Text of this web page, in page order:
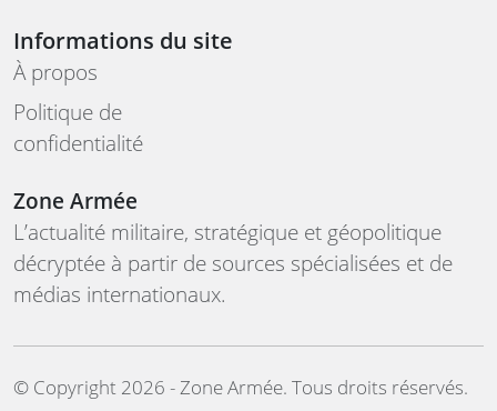
Informations du site
À propos
Politique de
confidentialité
Zone Armée
L’actualité militaire, stratégique et géopolitique
décryptée à partir de sources spécialisées et de
médias internationaux.
©️ Copyright 2026 - Zone Armée. Tous droits réservés.